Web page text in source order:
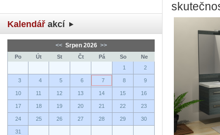
Kalendář akcí
<< Srpen 2026 >>
Po Út St Čt Pá So
Ne
1
2
3 4 5 6 7 8 9
10 11 12 13 14 15 16
17 18 19 20 21 22 23
24 25 26 27 28 29 30
31